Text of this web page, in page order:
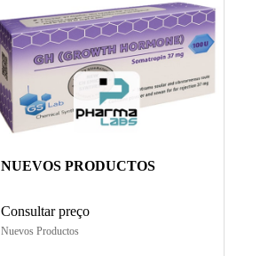
NUEVOS PRODUCTOS
Consultar preço
Nuevos Productos